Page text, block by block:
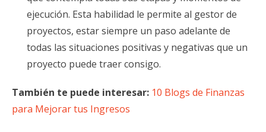
ejecución. Esta habilidad le permite al gestor de
proyectos, estar siempre un paso adelante de
todas las situaciones positivas y negativas que un
proyecto puede traer consigo.
También te puede interesar: 10 Blogs de Finanzas
para Mejorar tus Ingresos